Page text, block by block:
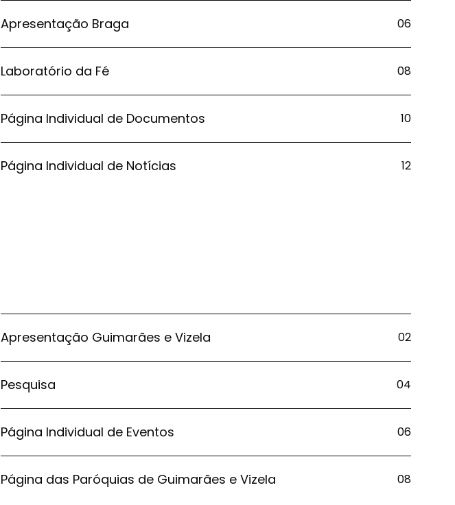
Apresentação Braga 06
Laboratório da Fé 08
Página Individual de Documentos 10
Página Individual de Notícias 12
Apresentação Guimarães e Vizela 02
Pesquisa 04
Página Individual de Eventos 06
Página das Paróquias de Guimarães e Vizela 08